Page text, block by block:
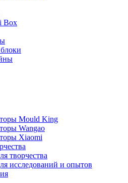
Box
Mould King
Wangao
Xiaomi
творчества
исследований и опытов